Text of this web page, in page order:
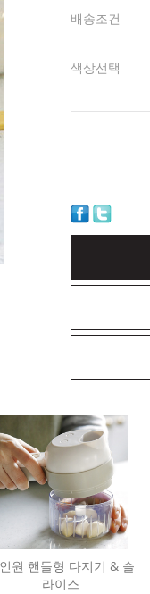
배송조건
색상선택
원 핸들형 다지기 & 슬
라이스